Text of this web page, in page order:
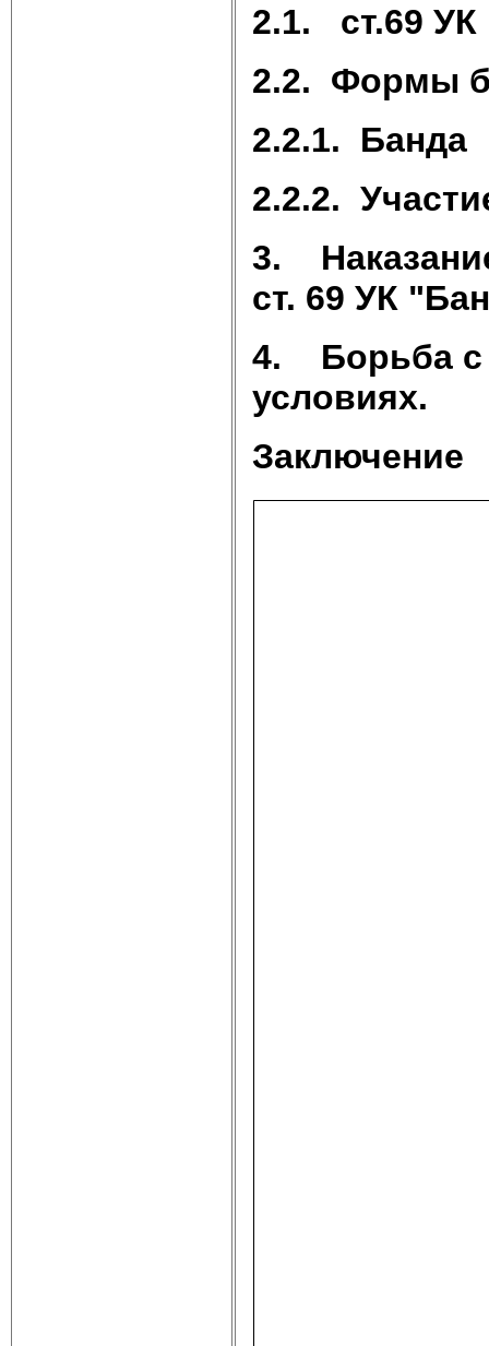
2.1.
ст.69
2.2. Формы
2.2.1. Банда
2.2.2.
3.
ст. 69 УК
4. Борьба
условиях.
Заключение